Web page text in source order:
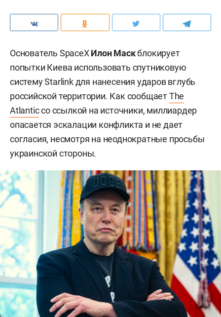
Основатель SpaceXИлон Маскблокирует
попытки Киева использовать спутниковую
систему Starlink для нанесения ударов вглубь
российской территории. Как сообщаетThe
Atlanticсо ссылкой на источники, миллиардер
опасается эскалации конфликта и не дает
согласия, несмотря на неоднократные просьбы
украинской стороны.